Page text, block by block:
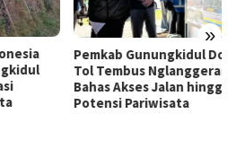
»
Pemkab Gunungkidul Dorong
Tol Tembus Nglanggeran,
Bahas Akses Jalan hingga
Potensi Pariwisata